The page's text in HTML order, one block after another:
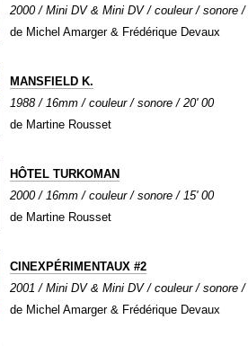
2000 / Mini DV & Mini DV / couleur / sonore /
de Michel Amarger & Frédérique Devaux
MANSFIELD K.
1988 / 16mm / couleur / sonore / 20' 00
de Martine Rousset
HÔTEL TURKOMAN
2000 / 16mm / couleur / sonore / 15' 00
de Martine Rousset
CINEXPÉRIMENTAUX #2
2001 / Mini DV & Mini DV / couleur / sonore /
de Michel Amarger & Frédérique Devaux